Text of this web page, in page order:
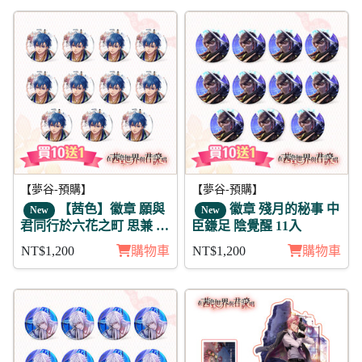
【夢谷-預購】
New 【茜色】徽章 願與
君同行於六花之町 思兼 11
NT$1,200 購物車
【夢谷-預購】
New 徽章 殘月的秘事 中
臣鎌足 陰覺醒 11入
NT$1,200
購物車